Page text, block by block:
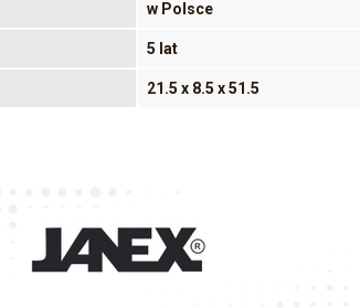
w Polsce
5 lat
21.5 x 8.5 x 51.5